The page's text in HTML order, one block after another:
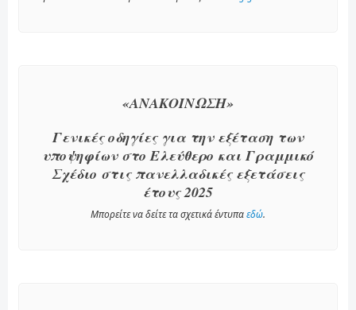
«ΑΝΑΚΟΙΝΩΣΗ»
Γενικές οδηγίες για την εξέταση των
υποψηφίων στο Ελεύθερο και Γραμμικό
Σχέδιο στις πανελλαδικές εξετάσεις
έτους 2025
Μπορείτε να δείτε τα σχετικά έντυπαεδώ.